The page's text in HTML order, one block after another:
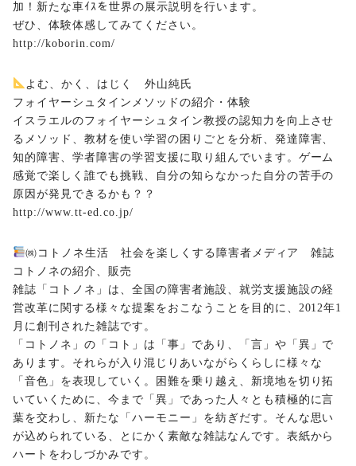
加！新たな車ｲｽを世界の展示説明を行います。
ぜひ、体験体感してみてください。
http://koborin.com/
よむ、かく、はじく 外山純氏
フォイヤーシュタインメソッドの紹介・体験
イスラエルのフォイヤーシュタイン教授の認知力を向上させ
るメソッド、教材を使い学習の困りごとを分析、発達障害、
知的障害、学者障害の学習支援に取り組んでいます。ゲーム
感覚で楽しく誰でも挑戦、自分の知らなかった自分の苦手の
原因が発見できるかも？？
http://www.tt-ed.co.jp/
㈱コトノネ生活 社会を楽しくする障害者メディア 雑誌
コトノネの紹介、販売
雑誌「コトノネ」は、全国の障害者施設、就労支援施設の経
営改革に関する様々な提案をおこなうことを目的に、2012年1
月に創刊された雑誌です。
「コトノネ」の「コト」は「事」であり、「言」や「異」で
あります。それらが入り混じりあいながらくらしに様々な
「音色」を表現していく。困難を乗り越え、新境地を切り拓
いていくために、今まで「異」であった人々とも積極的に言
葉を交わし、新たな「ハーモニー」を紡ぎだす。そんな思い
が込められている、とにかく素敵な雑誌なんです。表紙から
ハートをわしづかみです。